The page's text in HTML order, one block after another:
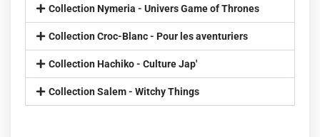
Collection Nymeria - Univers Game of Thrones
Collection Croc-Blanc - Pour les aventuriers
Collection Hachiko - Culture Jap'
Collection Salem - Witchy Things